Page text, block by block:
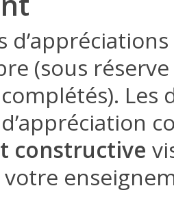
(sous
Les
constructive